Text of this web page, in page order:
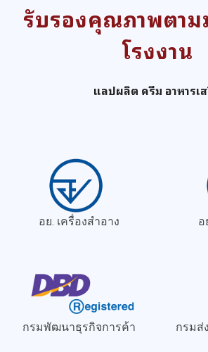
รับรองคุณภาพตาม
โรงงาน
แลปผลิต ครีม อาหารเ
อย. เครื่องสำอาง อ
กรมพัฒนาธุรกิจการค้า กรมส่